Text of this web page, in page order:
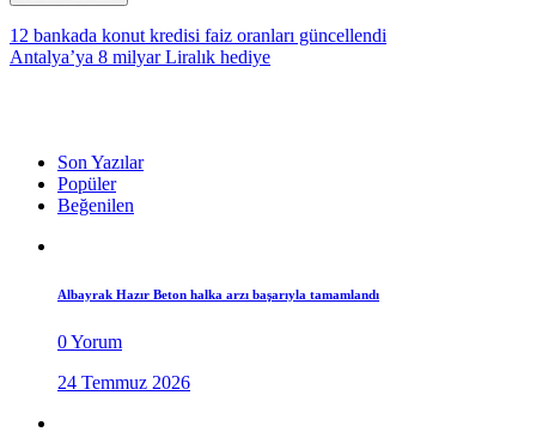
12 bankada konut kredisi faiz oranları güncellendi
Antalya’ya 8 milyar Liralık hediye
Son Yazılar
Popüler
Beğenilen
Albayrak Hazır Beton halka arzı başarıyla tamamlandı
0 Yorum
24 Temmuz 2026